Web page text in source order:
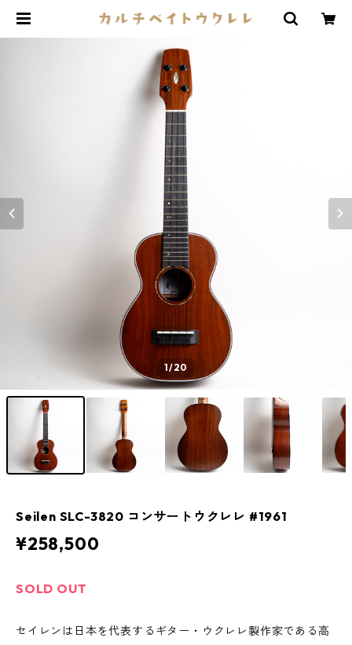
1/20
Seilen SLC-3820 コンサートウクレレ #1961
¥258,500
SOLD OUT
セイレンは日本を代表するギター・ウクレレ製作家である高